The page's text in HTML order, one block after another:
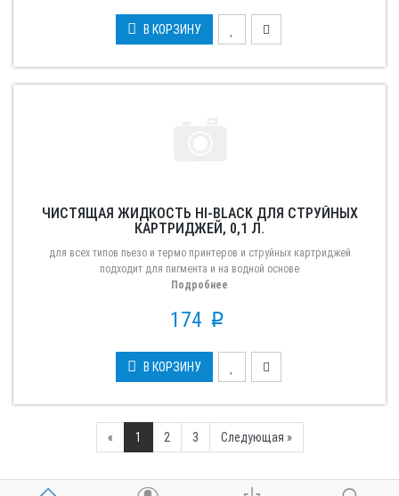
В КОРЗИНУ
ЧИСТЯЩАЯ ЖИДКОСТЬ HI-BLACK ДЛЯ СТРУЙНЫХ
КАРТРИДЖЕЙ, 0,1 Л.
для всех типов пьезо и термо принтеров и струйных картриджей
подходит для пигмента и на водной основе
Подробнее
174 p
В КОРЗИНУ
«Previous
1 2 3 Следующая »Next